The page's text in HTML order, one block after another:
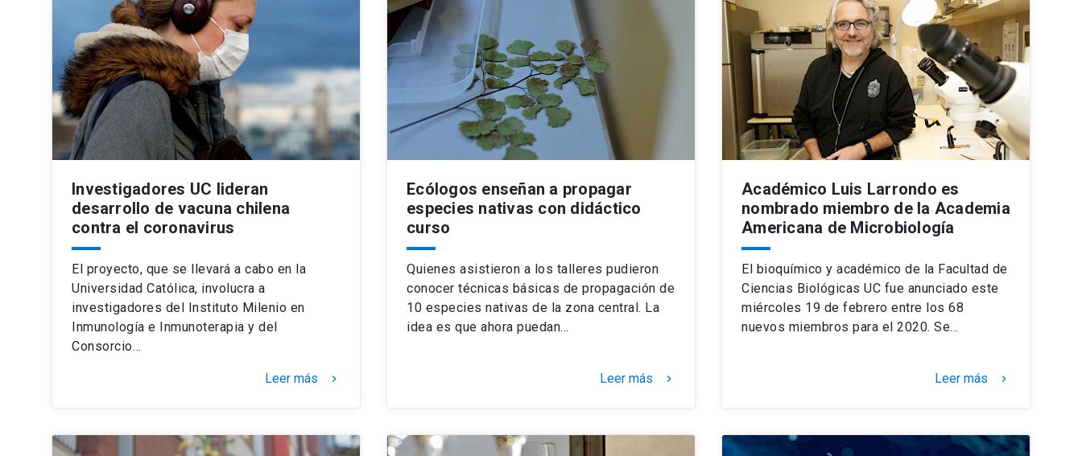
Investigadores UC lideran
desarrollo de vacuna chilena
contra el coronavirus
El proyecto, que se llevará a cabo en la
Universidad Católica, involucra a
investigadores del Instituto Milenio en
Inmunología e Inmunoterapia y del
Consorcio…
Leer más keyboard_arrow_right
Ecólogos enseñan a propagar
especies nativas con didáctico
curso
Quienes asistieron a los talleres pudieron
conocer técnicas básicas de propagación de
10 especies nativas de la zona central. La
idea es que ahora puedan…
Leer más keyboard_arrow_right
Académico Luis Larrondo es
nombrado miembro de la Academia
Americana de Microbiología
El bioquímico y académico de la Facultad de
Ciencias Biológicas UC fue anunciado este
miércoles 19 de febrero entre los 68
nuevos miembros para el 2020. Se…
Leer más keyboard_arrow_right